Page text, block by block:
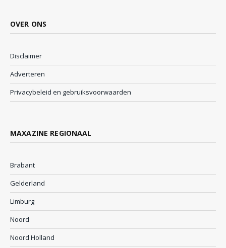
OVER ONS
Disclaimer
Adverteren
Privacybeleid en gebruiksvoorwaarden
MAXAZINE REGIONAAL
Brabant
Gelderland
Limburg
Noord
Noord Holland